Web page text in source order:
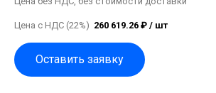
Цена с НДС (22%) 260 619.26 ₽ / шт
Оставить заявку